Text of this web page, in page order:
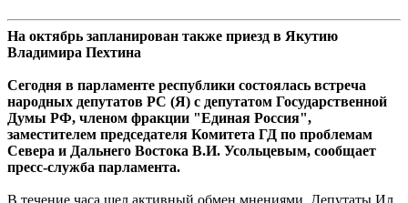
На октябрь запланирован также приезд в Якутию
Владимира Пехтина
Сегодня в парламенте республики состоялась встреча
народных депутатов РС (Я) с депутатом Государственной
Думы РФ, членом фракции "Единая Россия",
заместителем председателя Комитета ГД по проблемам
Севера и Дальнего Востока В.И. Усольцевым, сообщает
пресс-служба парламента.
В течение часа шел активный обмен мнениями. Депутаты Ил